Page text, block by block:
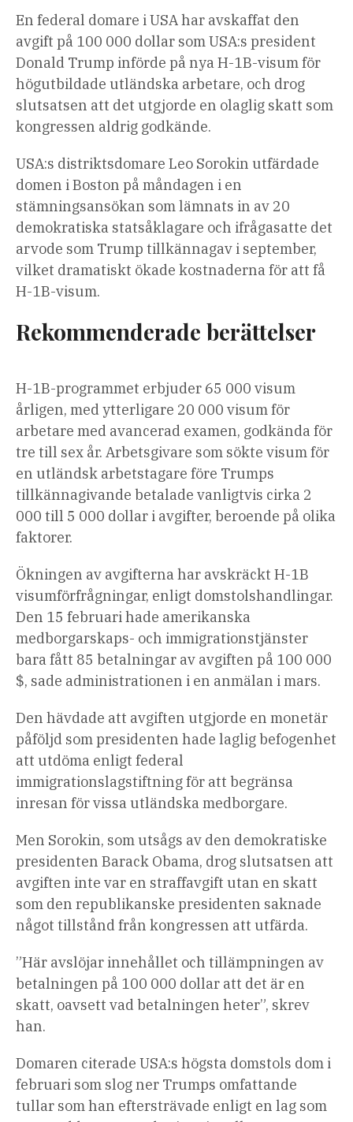
En federal domare i USA har avskaffat den
avgift på 100 000 dollar som USA:s president
Donald Trump införde på nya H-1B-visum för
högutbildade utländska arbetare, och drog
slutsatsen att det utgjorde en olaglig skatt som
kongressen aldrig godkände.
USA:s distriktsdomare Leo Sorokin utfärdade
domen i Boston på måndagen i en
stämningsansökan som lämnats in av 20
demokratiska statsåklagare och ifrågasatte det
arvode som Trump tillkännagav i september,
vilket dramatiskt ökade kostnaderna för att få
H-1B-visum.
Rekommenderade berättelser
med
4
artiklar
av
listan
H-1B-programmet erbjuder 65 000 visum
årligen, med ytterligare 20 000 visum för
arbetare med avancerad examen, godkända för
tre till sex år. Arbetsgivare som sökte visum för
en utländsk arbetstagare före Trumps
tillkännagivande betalade vanligtvis cirka 2
000 till 5 000 dollar i avgifter, beroende på olika
faktorer.
Ökningen av avgifterna har avskräckt H-1B
visumförfrågningar, enligt domstolshandlingar.
Den 15 februari hade amerikanska
medborgarskaps- och immigrationstjänster
bara fått 85 betalningar av avgiften på 100 000
$, sade administrationen i en anmälan i mars.
Den hävdade att avgiften utgjorde en monetär
påföljd som presidenten hade laglig befogenhet
att utdöma enligt federal
immigrationslagstiftning för att begränsa
inresan för vissa utländska medborgare.
Men Sorokin, som utsågs av den demokratiske
presidenten Barack Obama, drog slutsatsen att
avgiften inte var en straffavgift utan en skatt
som den republikanske presidenten saknade
något tillstånd från kongressen att utfärda.
”Här avslöjar innehållet och tillämpningen av
betalningen på 100 000 dollar att det är en
skatt, oavsett vad betalningen heter”, skrev
han.
Domaren citerade USA:s högsta domstols dom i
februari som slog ner Trumps omfattande
tullar som han eftersträvade enligt en lag som